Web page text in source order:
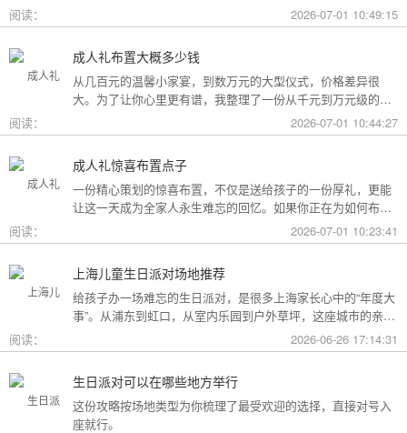
阅读： 2026-07-01 10:49:15
成人礼布置大概多少钱
从几百元的温馨小家宴，到数万元的大型仪式，价格差异很
大。为了让你心里更有谱，我整理了一份从千元到万元级的费
用构成参考，你可以看看哪种更贴合自己的情况。
阅读： 2026-07-01 10:44:27
成人礼惊喜布置点子
一份精心策划的惊喜布置，不仅是送给孩子的一份厚礼，更能
让这一天成为全家人永生难忘的回忆。如果你正在为如何布置
而头疼，不妨收下这份成人礼惊喜布置全攻略，从主题风格到
细节创意，帮你打造一场仪式感爆棚的成年盛典。
阅读： 2026-07-01 10:23:41
上海儿童生日派对场地推荐
给孩子办一场难忘的生日派对，是很多上海家长心中的“年度大
事”。从浦东到虹口，从室内乐园到户外草坪，这座城市的亲子
友好型场地选择越来越丰富。不过场地多了，选择也成了难
题。这份攻略按类型为你盘点了上海热门的儿童生日派对场
阅读： 2026-06-26 17:14:31
生日派对可以在哪些地方举行
这份攻略按场地类型为你梳理了最受欢迎的选择，直接对号入
座就行。